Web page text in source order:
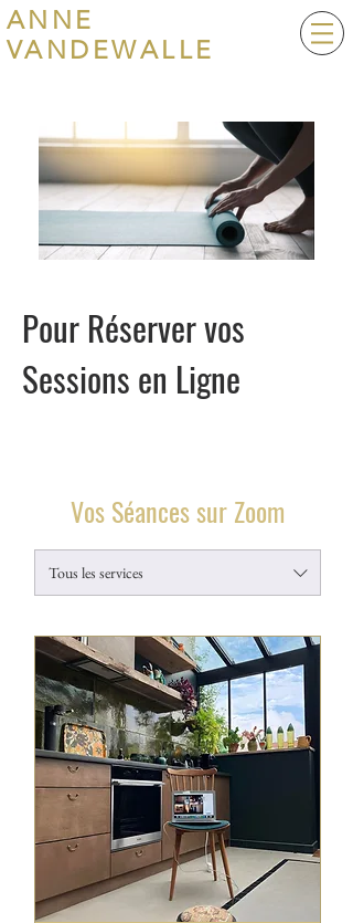
ANNE
VANDEWALLE
Pour Réserver vos
Sessions en Ligne
Vos Séances sur Zoom
Tous les services